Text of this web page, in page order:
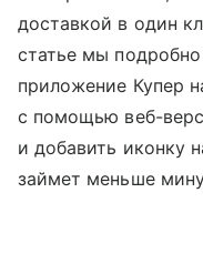
доставкой в один
статье мы
приложение Купер
с помощью веб-
и добавить иконку
займет меньше